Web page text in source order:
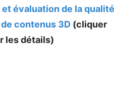
évaluation de la qualité
contenus 3D (cliquer
les détails)